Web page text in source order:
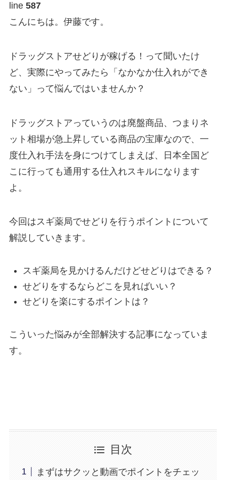
line 587
こんにちは。伊藤です。
ドラッグストアせどりが稼げる！って聞いたけ
ど、実際にやってみたら「なかなか仕入れができ
ない」って悩んではいませんか？
ドラッグストアっていうのは廃盤商品、つまりネ
ット相場が急上昇している商品の宝庫なので、一
度仕入れ手法を身につけてしまえば、日本全国ど
こに行っても通用する仕入れスキルになります
よ。
今回はスギ薬局でせどりを行うポイントについて
解説していきます。
スギ薬局を見かけるんだけどせどりはできる？
せどりをするならどこを見ればいい？
せどりを楽にするポイントは？
こういった悩みが全部解決する記事になっていま
す。
目次
まずはサクッと動画でポイントをチェッ